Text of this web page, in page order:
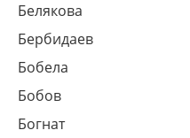
Белякова
Бербидаев
Бобела
Бобов
Богнат